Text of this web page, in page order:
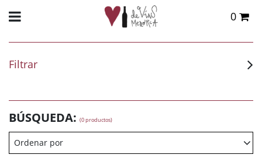
0
Filtrar
BÚSQUEDA: (0 productos)
Ordenar por